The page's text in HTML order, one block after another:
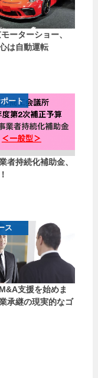
ーターショー、
は自動運転
ート
者持続化補助金、
ス
支援を始めま
承継の現実的なゴ